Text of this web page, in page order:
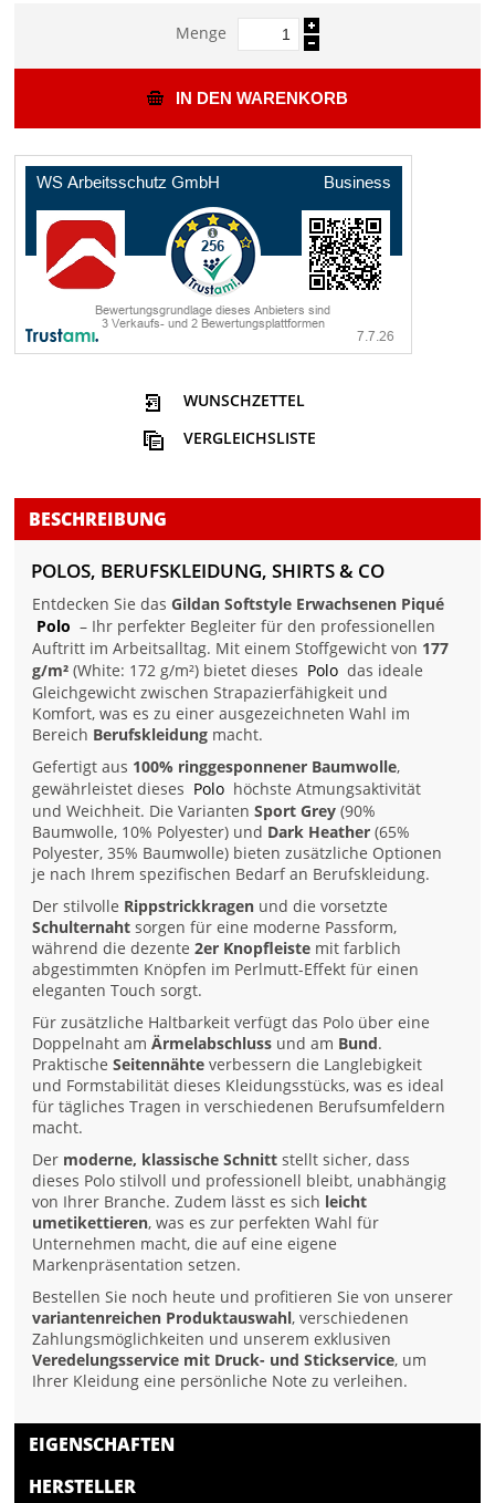
Menge
IN DEN WARENKORB
WUNSCHZETTEL
VERGLEICHSLISTE
BESCHREIBUNG
POLOS, BERUFSKLEIDUNG, SHIRTS & CO
Entdecken Sie dasGildan Softstyle Erwachsenen Piqué
Polo – Ihr perfekter Begleiter für den professionellen
Auftritt im Arbeitsalltag. Mit einem Stoffgewicht von 177
g/m² (White: 172 g/m²) bietet dieses Polo das ideale
Gleichgewicht zwischen Strapazierfähigkeit und
Komfort, was es zu einer ausgezeichneten Wahl im
Bereich Berufskleidung macht.
Gefertigt aus 100% ringgesponnener Baumwolle,
gewährleistet dieses Polo höchste Atmungsaktivität
und Weichheit. Die VariantenSport Grey (90%
Baumwolle, 10% Polyester) und Dark Heather (65%
Polyester, 35% Baumwolle) bieten zusätzliche Optionen
je nach Ihrem spezifischen Bedarf an Berufskleidung.
Der stilvolle Rippstrickkragen und die vorsetzte
Schulternaht sorgen für eine moderne Passform,
während die dezente2er Knopfleiste mit farblich
abgestimmten Knöpfen im Perlmutt-Effekt für einen
eleganten Touch sorgt.
Für zusätzliche Haltbarkeit verfügt das Polo über eine
Doppelnaht amÄrmelabschluss und am Bund.
PraktischeSeitennähte verbessern die Langlebigkeit
und Formstabilität dieses Kleidungsstücks, was es ideal
für tägliches Tragen in verschiedenen Berufsumfeldern
macht.
Der moderne, klassische Schnitt stellt sicher, dass
dieses Polo stilvoll und professionell bleibt, unabhängig
von Ihrer Branche. Zudem lässt es sich leicht
umetikettieren, was es zur perfekten Wahl für
Unternehmen macht, die auf eine eigene
Markenpräsentation setzen.
Bestellen Sie noch heute und profitieren Sie von unserer
variantenreichen Produktauswahl, verschiedenen
Zahlungsmöglichkeiten und unserem exklusiven
Veredelungsservice mit Druck- und Stickservice, um
Ihrer Kleidung eine persönliche Note zu verleihen.
EIGENSCHAFTEN
HERSTELLER